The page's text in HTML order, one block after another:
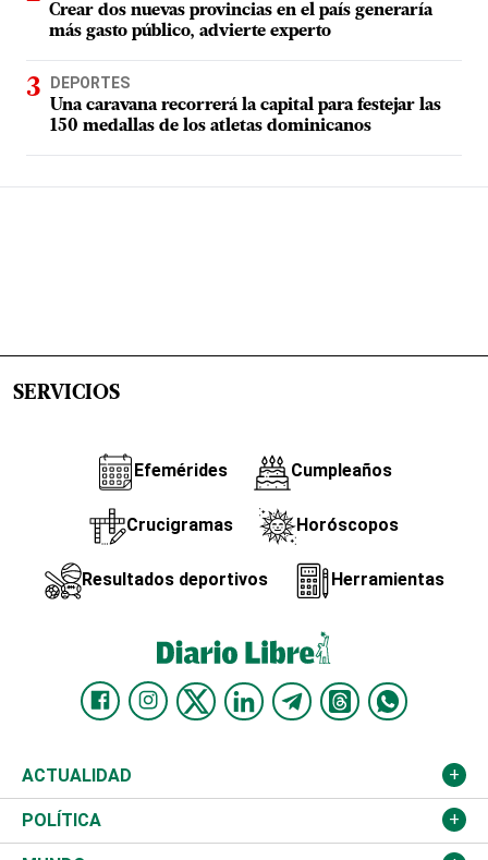
Crear dos nuevas provincias en el país generaría
más gasto público, advierte experto
DEPORTES
Una caravana recorrerá la capital para festejar las
150 medallas de los atletas dominicanos
SERVICIOS
Efemérides Cumpleaños
Crucigramas Horóscopos
Resultados deportivos Herramientas
ACTUALIDAD
Nacional
POLÍTICA